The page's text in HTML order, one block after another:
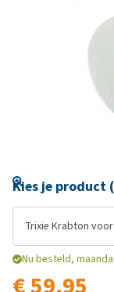
Kies je product
Trixie Krabton
Nu besteld,
€ 59,95